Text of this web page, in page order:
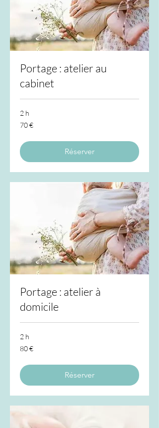
Portage : atelier au
cabinet
2 h
70
euros
70 €
Réserver
Portage : atelier à
domicile
2 h
80
euros
80 €
Réserver